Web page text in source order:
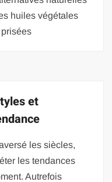
huiles végétales
et
les siècles,
les tendances
Autrefois